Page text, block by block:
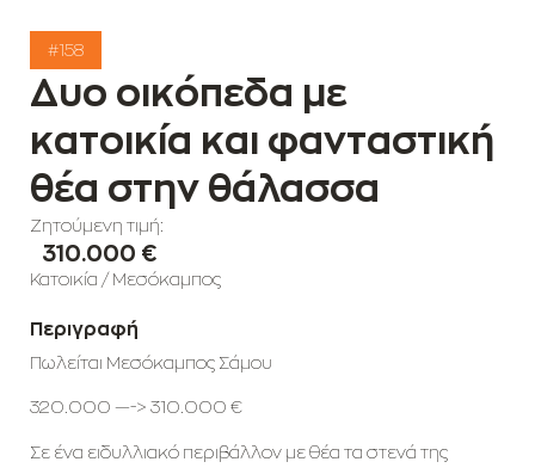
#158
Δυο οικόπεδα με
κατοικία και φανταστική
θέα στην θάλασσα
Ζητούμενη τιμή:
310.000 €
Κατοικία /Μεσόκαμπος
Περιγραφή
Πωλείται Μεσόκαμπος Σάμου
320.000 —-> 310.000 €
Σε ένα ειδυλλιακό περιβάλλον με θέα τα στενά της